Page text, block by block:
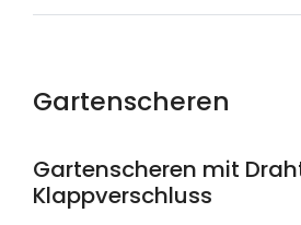
Gartenscheren
Gartenscheren mit
Klappverschluss